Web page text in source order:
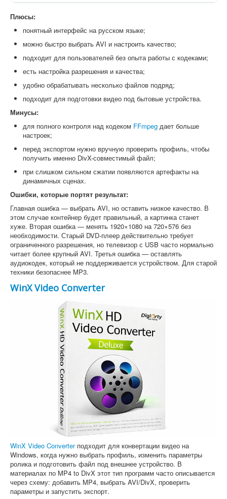
Плюсы:
понятный интерфейс на русском языке;
можно быстро выбрать AVI и настроить качество;
подходит для пользователей без опыта работы с кодеками;
есть настройка разрешения и качества;
удобно обрабатывать несколько файлов подряд;
подходит для подготовки видео под бытовые устройства.
Минусы:
для полного контроля над кодеком FFmpeg дает больше
настроек;
перед экспортом нужно вручную проверить профиль, чтобы
получить именно DivX-совместимый файл;
при слишком сильном сжатии появляются артефакты на
динамичных сценах.
Ошибки, которые портят результат:
Главная ошибка — выбрать AVI, но оставить низкое качество. В
этом случае контейнер будет правильный, а картинка станет
хуже. Вторая ошибка — менять 1920×1080 на 720×576 без
необходимости. Старый DVD-плеер действительно требует
ограниченного разрешения, но телевизор с USB часто нормально
читает более крупный AVI. Третья ошибка — оставлять
аудиокодек, который не поддерживается устройством. Для старой
техники безопаснее MP3.
WinX Video Converter
WinX Video Converterподходит для конвертации видео на
Windows, когда нужно выбрать профиль, изменить параметры
ролика и подготовить файл под внешнее устройство. В
материалах по MP4 to DivX этот тип программ часто описывается
через схему: добавить MP4, выбрать AVI/DivX, проверить
параметры и запустить экспорт.